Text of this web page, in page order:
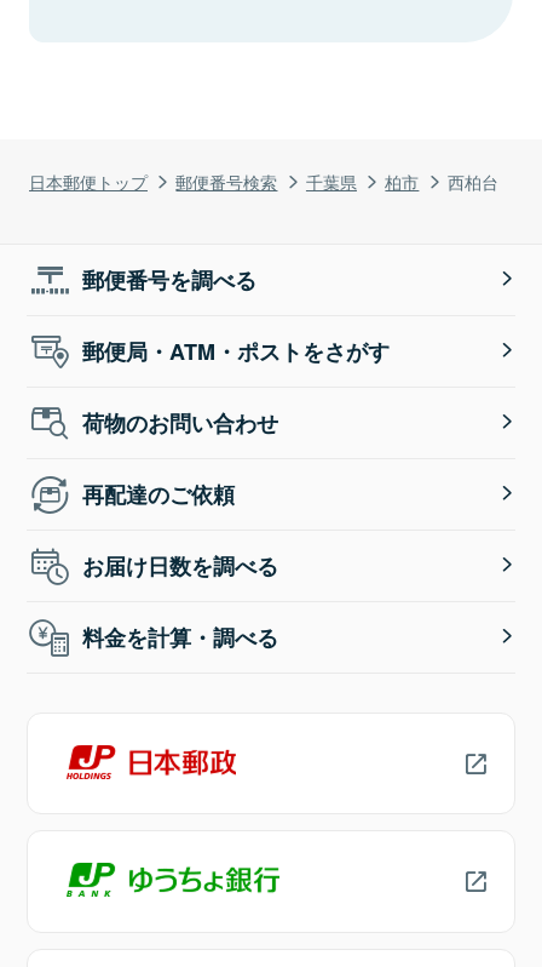
日本郵便トップ 郵便番号検索 千葉県 柏市 西柏台
郵便番号を調べる
郵便局・ATM・ポストをさがす
荷物のお問い合わせ
再配達のご依頼
お届け日数を調べる
料金を計算・調べる